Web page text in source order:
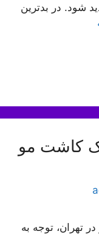
شود. در بدترین
کاشت مو
تهران، توجه به